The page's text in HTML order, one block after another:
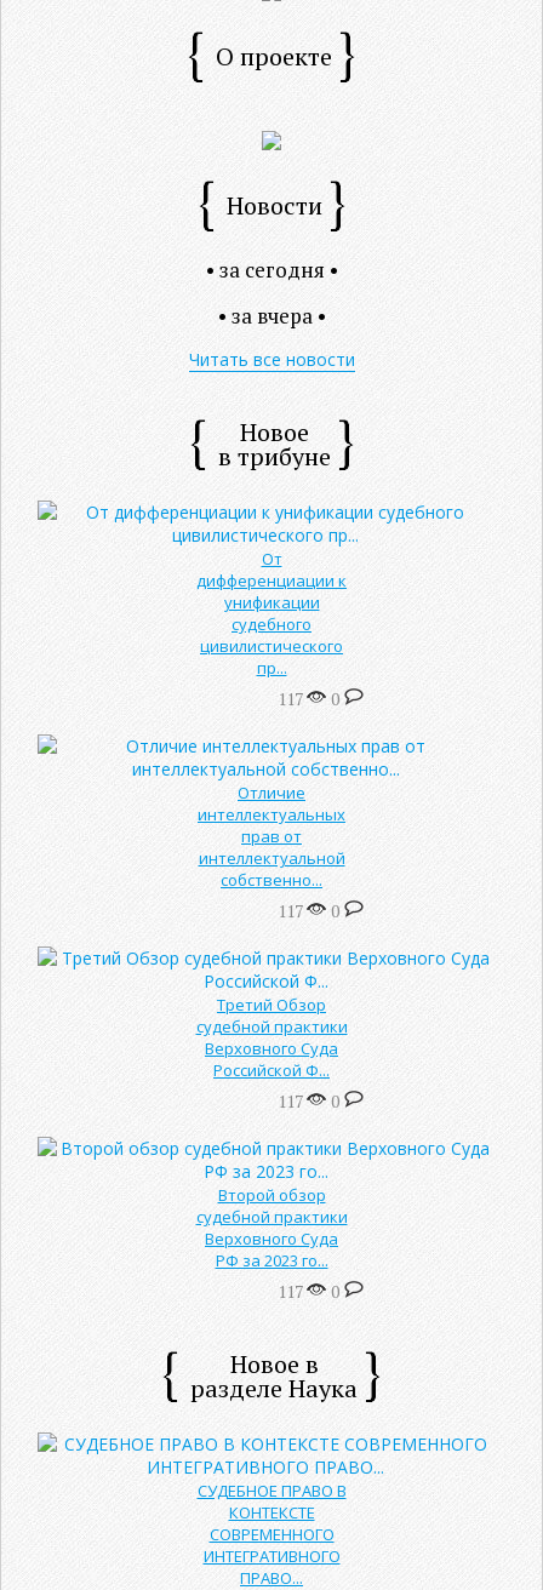
О проекте
Новости
• за сегодня •
• за вчера •
Читать все новости
Новое
в трибуне
От
дифференциации к
унификации
судебного
цивилистического
пр...
117 0
Отличие
интеллектуальных
прав от
интеллектуальной
собственно...
117 0
Третий Обзор
судебной практики
Верховного Суда
Российской Ф...
117 0
Второй обзор
судебной практики
Верховного Суда
РФ за 2023 го...
117 0
Новое в
разделе Наука
СУДЕБНОЕ ПРАВО В
КОНТЕКСТЕ
СОВРЕМЕННОГО
ИНТЕГРАТИВНОГО
ПРАВО...